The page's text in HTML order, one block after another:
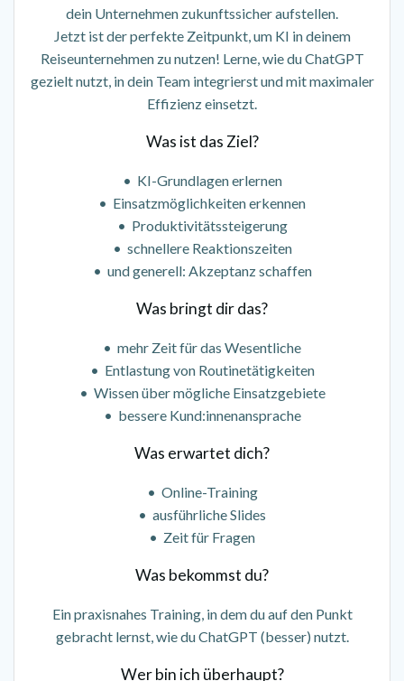
dein Unternehmen zukunftssicher aufstellen.
Jetzt ist der perfekte Zeitpunkt, um KI in deinem
Reiseunternehmen zu nutzen! Lerne, wie du ChatGPT
gezielt nutzt, in dein Team integrierst und mit maximaler
Effizienz einsetzt.
Was ist das Ziel?
• KI-Grundlagen erlernen
• Einsatzmöglichkeiten erkennen
• Produktivitätssteigerung
• schnellere Reaktionszeiten
• und generell: Akzeptanz schaffen
Was bringt dir das?
• mehr Zeit für das Wesentliche
• Entlastung von Routinetätigkeiten
• Wissen über mögliche Einsatzgebiete
• bessere Kund:innenansprache
Was erwartet dich?
• Online-Training
• ausführliche Slides
• Zeit für Fragen
Was bekommst du?
Ein praxisnahes Training, in dem du auf den Punkt
gebracht lernst, wie du ChatGPT (besser) nutzt.
Wer bin ich überhaupt?